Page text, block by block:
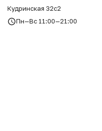
Кудринская 32с2
Пн—Вс 11:00—21:00